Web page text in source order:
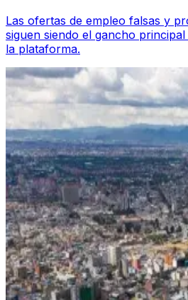
Las ofertas de empleo falsas y
siguen siendo el gancho
la plataforma.